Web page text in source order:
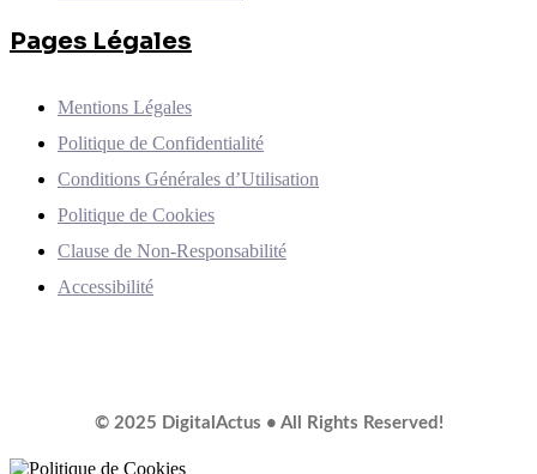
Pages Légales
Mentions Légales
Politique de Confidentialité
Conditions Générales d’Utilisation
Politique de Cookies
Clause de Non-Responsabilité
Accessibilité
© 2025 DigitalActus • All Rights Reserved!